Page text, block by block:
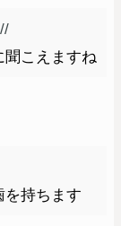
//
聞こえますね
を持ちます